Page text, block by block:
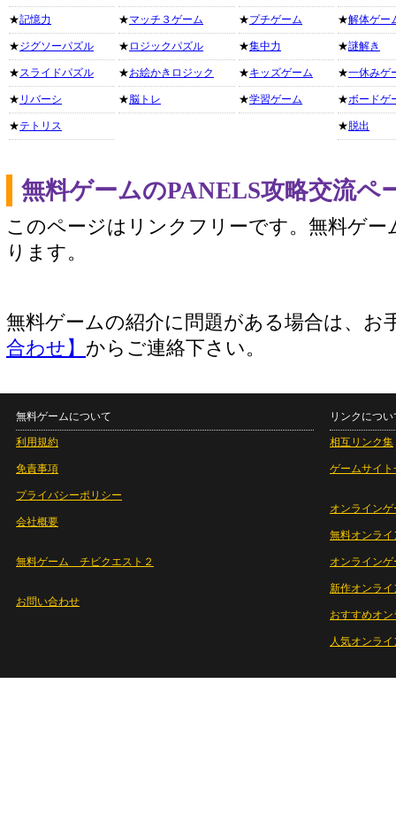
★記憶力
★ジグソーパズル
★スライドパズル
★ リバーシ
★テトリス
★マッチ３ゲーム
★ ロジックパズル
★お絵かきロジック
★脳トレ
★プチゲーム
★集中力
★キッズゲーム
★学習ゲーム
★解体ゲー
★謎解き
★一休みゲ
★ボードゲ
★ 脱出
無料ゲームのPANELS攻略交流ペ
このページはリンクフリーです。無料ゲー
ります。
無料ゲームの紹介に問題がある場合は、お
合わせ】 からご連絡下さい。
無料ゲームについて
利用規約
免責事項
プライバシーポリシー
会社概要
無料ゲーム チビクエスト２
お問い合わせ
リンクについ
相互リンク集
ゲームサイト
オンラインゲ
無料オンライ
オンライン
新作オンライ
おすすめオ
人気オンラ